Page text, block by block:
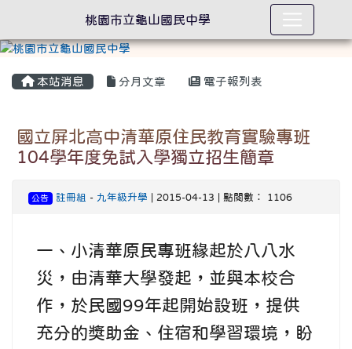
本站消息 分月文章 電子報列表
國立屏北高中清華原住民教育實驗專班
104學年度免試入學獨立招生簡章
公告 註冊組 - 九年級升學 | 2015-04-13 | 點閱數： 1106
一、小清華原民專班緣起於八八水
災，由清華大學發起，並與本校合
作，於民國99年起開始設班，提供
充分的獎助金、住宿和學習環境，盼
桃園市立龜山國民中學